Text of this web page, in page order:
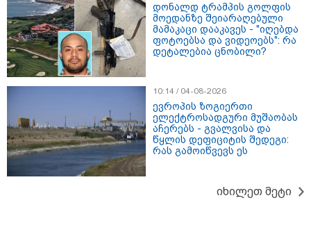
17:13 / 08-08-2026
"დასავლეთმა საქართველო ჩვენ წინააღმდეგ
გეოპოლიტიკური ბრძოლის უგუნურ იარაღად
გამოიყენა" - დიმიტრი მედვედევი
დონალდ ტრამპის გოლფის
მოედანზე შეიარაღებული
მამაკაცი დააკავეს - "იღებდა
ფოტოებსა და ვიდეოებს": რა
დეტალებია ცნობილი?
10:14 / 04-08-2026
ევროპის ზოგიერთი
ელექტროსადგური მუშაობას
აჩერებს - გვალვისა და
წყლის დეფიციტის შედეგი:
რას გამოიწვევს ეს
იხილეთ მეტი